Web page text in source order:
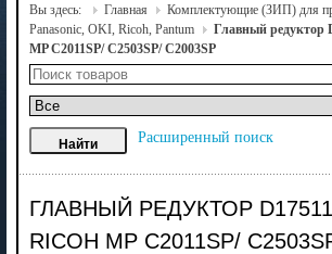
Вы здесь: Главная Комплектующие (ЗИП) для
Panasonic, OKI, Ricoh, Pantum
Главный редуктор
MP C2011SP/ C2503SP/ C2003SP
Расширенный поиск
ГЛАВНЫЙ РЕДУКТОР
RICOH MP C2011SP/